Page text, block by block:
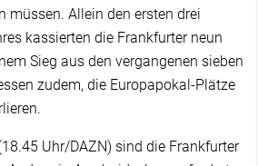
müssen. Allein den ersten drei
kassierten die Frankfurter neun
Sieg aus den vergangenen sieben
zudem, die Europapokal-Plätze
Uhr/DAZN) sind die Frankfurter